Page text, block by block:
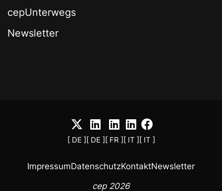
cepUnterwegs
Newsletter
[ DE ] [ DE ] [ FR ] [ IT ] [ IT ]
ImpressumDatenschutzKontaktNewsletter
cep 2026